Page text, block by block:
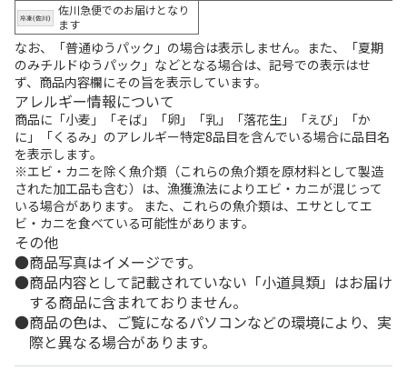
佐川急便でのお届けとなり
ます
なお、「普通ゆうパック」の場合は表示しません。また、「夏期
のみチルドゆうパック」などとなる場合は、記号での表示はせ
ず、商品内容欄にその旨を表示しています。
アレルギー情報について
商品に「小麦」「そば」「卵」「乳」「落花生」「えび」「か
に」「くるみ」のアレルギー特定8品目を含んでいる場合に品目名
を表示します。
※エビ・カニを除く魚介類（これらの魚介類を原材料として製造
された加工品も含む）は、漁獲漁法によりエビ・カニが混じって
いる場合があります。 また、これらの魚介類は、エサとしてエ
ビ・カニを食べている可能性があります。
その他
商品写真はイメージです。
商品内容として記載されていない「小道具類」はお届け
する商品に含まれておりません。
商品の色は、ご覧になるパソコンなどの環境により、実
際と異なる場合があります。